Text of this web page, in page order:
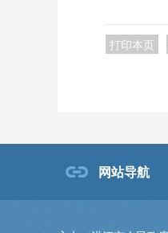
打印本页
网站导航